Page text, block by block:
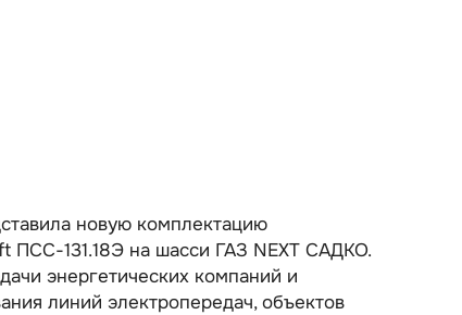
новую комплектацию
ПСС-131.18Э на шасси ГАЗ NEXT САДКО.
энергетических компаний и
линий электропередач, объектов